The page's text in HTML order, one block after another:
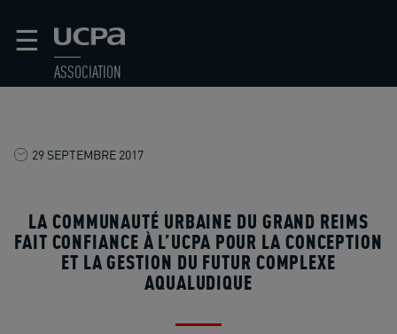
☰
ASSOCIATION
29 SEPTEMBRE 2017
LA COMMUNAUTÉ URBAINE DU GRAND REIMS
FAIT CONFIANCE À L’UCPA POUR LA CONCEPTION
ET LA GESTION DU FUTUR COMPLEXE
AQUALUDIQUE